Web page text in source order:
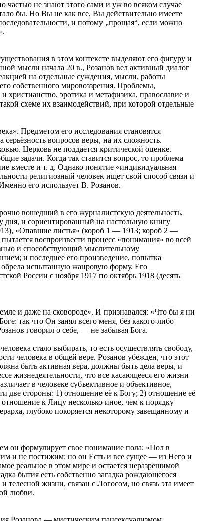
частью не знают этого сами и уж во всяком случае
бы. Но Вы не как все, Вы действительно имеете
и потому „прощая“, если можно
в этом контексте выделяют его фигуру и
мысли начала 20 в., Розанов вел активный диалог
на отдельные суждения, мысли, работы
собственного мировоззрения. Проблемы,
эротика и метафизика, православие и
схеме их взаимодействий, при которой отдельные
Предметом его исследования становятся
вопросов веры, на их сложность.
Церковь не поддается критической оценке.
задачи. Когда так ставится вопрос, то проблема
вместе и т. д. Однако понятие «индивидуальная
религиозный человек ищет свой способ связи и
его использует В. Розанов.
вошедший в его журналистскую деятельность,
дня, и сориентированный на настольную книгу
«Опавшие листья» (короб 1 — 1913; короб 2 —
воспроизвести процесс «понимания» во всей
и способствующий мыслительному
и последнее его произведение, попытка
обрела испытанную жанровую форму. Его
России с ноября 1917 по октябрь 1918 (десять
и даже на сковороде». И признавался: «Что бы я ни
так что Он занял всего меня, без какого-либо
говорил о себе, — не забывая Бога.
стало выбирать, то есть осуществлять свободу,
человека в общей вере. Розанов убежден, что этот
быть активная вера, должны быть дела веры, и
жизнедеятельности, что все касающееся его жизни
в человеке субъективное и объективное,
две стороны: 1) отношение её к Богу; 2) отношение её
к Лицу несколько иное, чем к порядку
глубоко покоряется некоторому завещанному и
он формулирует свое понимание пола: «Пол в
и не постижим: но он Есть и все сущее — из Него и
реальное в этом мире и остается неразрешимой
бытия есть собственно загадка рождающегося
жизни, связан с Логосом, но связь эта имеет
любви.